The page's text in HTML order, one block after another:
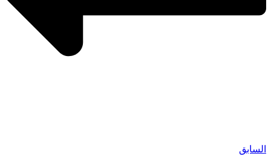
السابق